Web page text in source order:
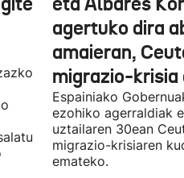
agertuko dira
amaieran,
migrazio-krisia
Espainiako
ezohiko agerraldiak
uztailaren 30ean
migrazio-krisiaren
emateko.